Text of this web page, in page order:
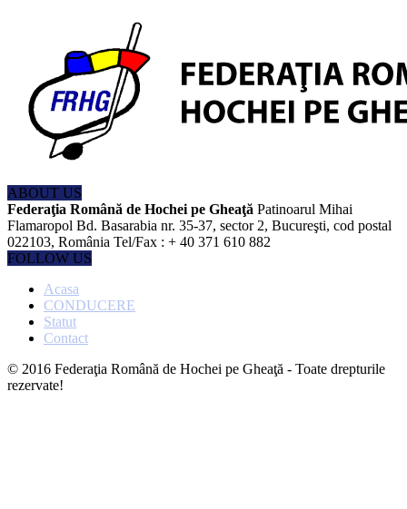
ABOUT US
Federaţia Română de Hochei pe Gheaţă Patinoarul Mihai
Flamaropol Bd. Basarabia nr. 35-37, sector 2, Bucureşti, cod postal
022103, România Tel/Fax : + 40 371 610 882
FOLLOW US
Acasa
CONDUCERE
Statut
Contact
© 2016 Federaţia Română de Hochei pe Gheaţă - Toate drepturile
rezervate!